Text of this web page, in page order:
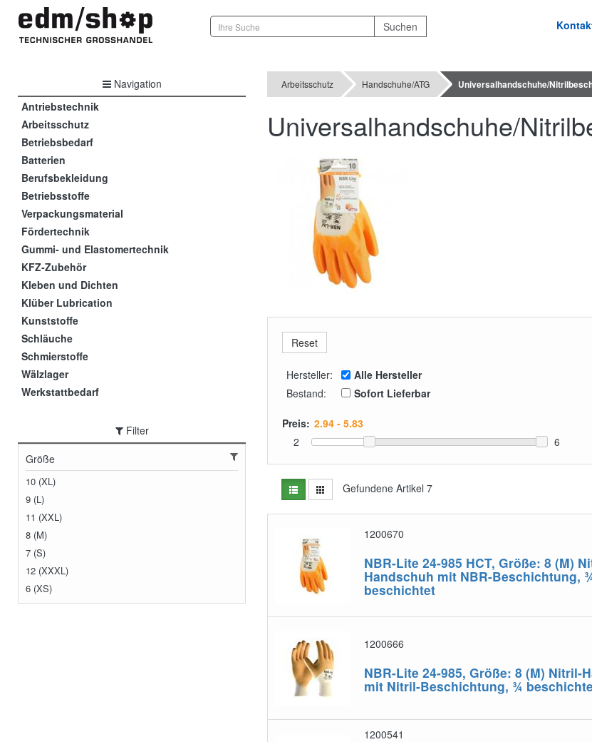
Navigation
Antriebstechnik
Arbeitsschutz
Betriebsbedarf
Batterien
Berufsbekleidung
Betriebsstoffe
Verpackungsmaterial
Fördertechnik
Gummi- und Elastomertechnik
KFZ-Zubehör
Kleben und Dichten
Klüber Lubrication
Kunststoffe
Schläuche
Schmierstoffe
Wälzlager
Werkstattbedarf
Filter
Größe
10 (XL)
9 (L)
11 (XXL)
8 (M)
7 (S)
12 (XXXL)
6 (XS)
Arbeitsschutz Handschuhe/ATG Universalhandschuhe/
Universalhandschuhe/
Hersteller:
Alle Hersteller
Bestand:
Sofort Lieferbar
Preis:
2
6
Gefundene Artikel 7
1200670
NBR-Lite 24-985 HCT, Größe: 8 (M)
Handschuh mit NBR-Beschichtung,
beschichtet
1200666
NBR-Lite 24-985, Größe: 8 (M) Nitril-
mit Nitril-Beschichtung, ¾
1200541